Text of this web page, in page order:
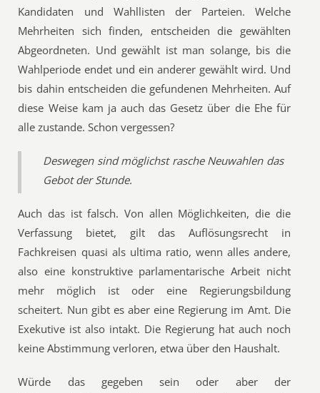
Kandidaten und Wahllisten der Parteien. Welche
Mehrheiten sich finden, entscheiden die gewählten
Abgeordneten. Und gewählt ist man solange, bis die
Wahlperiode endet und ein anderer gewählt wird. Und
bis dahin entscheiden die gefundenen Mehrheiten. Auf
diese Weise kam ja auch das Gesetz über die Ehe für
alle zustande. Schon vergessen?
Deswegen sind möglichst rasche Neuwahlen das
Gebot der Stunde.
Auch das ist falsch. Von allen Möglichkeiten, die die
Verfassung bietet, gilt das Auflösungsrecht in
Fachkreisen quasi als ultima ratio, wenn alles andere,
also eine konstruktive parlamentarische Arbeit nicht
mehr möglich ist oder eine Regierungsbildung
scheitert. Nun gibt es aber eine Regierung im Amt. Die
Exekutive ist also intakt. Die Regierung hat auch noch
keine Abstimmung verloren, etwa über den Haushalt.
Würde das gegeben sein oder aber der